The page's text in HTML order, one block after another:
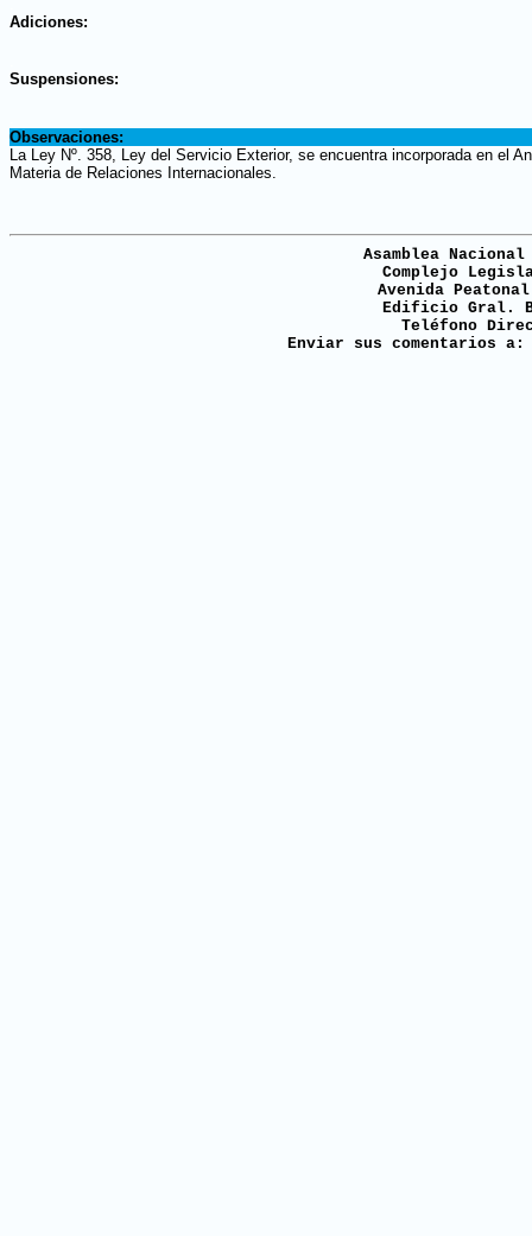
Adiciones:
Suspensiones:
Observaciones:
La Ley Nº. 358, Ley del Servicio Exterior, se encuentra incorporada en el
Materia de Relaciones Internacionales.
Asamblea
Complejo
Avenida
Edificio Gral.
Teléfono
Enviar sus comentarios